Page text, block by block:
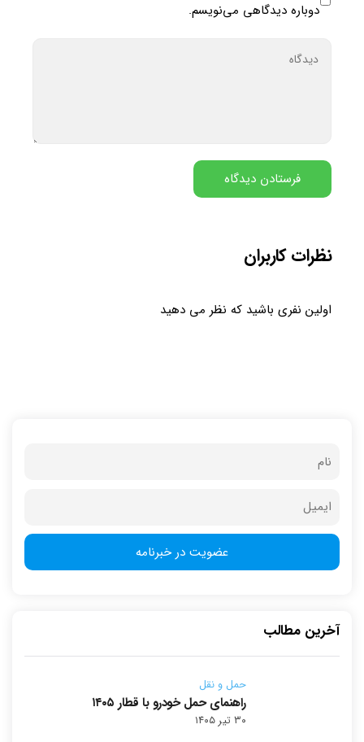
دوباره دیدگاهی می‌نویسم.
نظرات کاربران
اولین نفری باشید که نظر می دهید
آخرین مطالب
حمل و نقل
راهنمای حمل خودرو با قطار ۱۴۰۵
۳۰ تیر ۱۴۰۵